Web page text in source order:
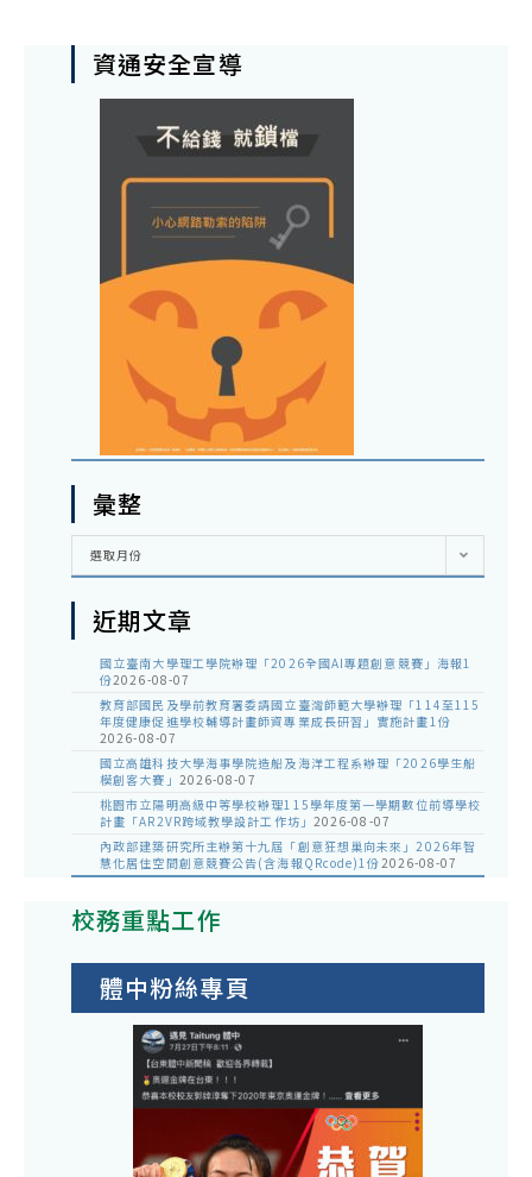
資通安全宣導
彙整
彙
選取月份
近期文章
國立臺南大學理工學院辦理「2026全國AI專題創意競賽」海報1
份2026-08-07
教育部國民及學前教育署委請國立臺灣師範大學辦理「114至115
年度健康促進學校輔導計畫師資專業成長研習」實施計畫1份
2026-08-07
國立高雄科技大學海事學院造船及海洋工程系辦理「2026學生船
模創客大賽」 2026-08-07
桃園市立陽明高級中等學校辦理115學年度第一學期數位前導學校
計畫「AR2VR跨域教學設計工作坊」 2026-08-07
內政部建築研究所主辦第十九屆「創意狂想巢向未來」2026年智
慧化居住空間創意競賽公告(含海報QRcode)1份2026-08-07
校務重點工作
體中粉絲專頁